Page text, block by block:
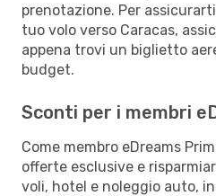
prenotazione. Per
tuo volo verso Caracas,
appena trovi un biglietto
budget.
Sconti per i membri
Come membro eDreams
offerte esclusive e
voli, hotel e noleggio auto,